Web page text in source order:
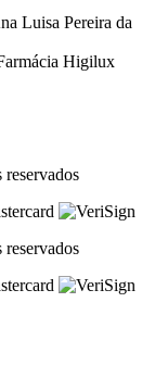
Luisa Pereira da
Higilux